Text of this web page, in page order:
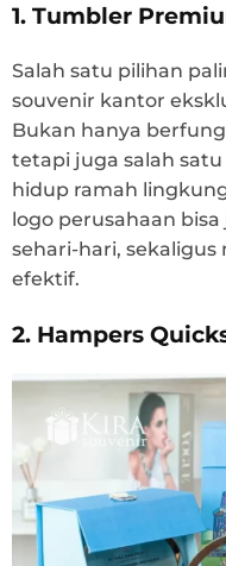
1. Tumbler
Salah satu pilihan
souvenir kantor
Bukan hanya
tetapi juga salah
hidup ramah
logo perusahaan
sehari-hari,
efektif.
2. Hampers